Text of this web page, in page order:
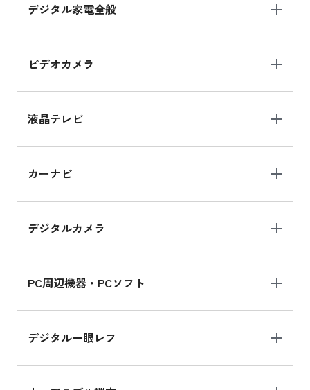
デジタル家電全般
ビデオカメラ
液晶テレビ
カーナビ
デジタルカメラ
PC周辺機器・PCソフト
デジタル一眼レフ
iPad Air 11インチ シリーズ
iPad Air 11インチ の新品買取価格
iPhone 15 128GB シリーズ
iPhone 15 128GB の新品買取価格
MK2K3J/Aの新品買取価格はこちら